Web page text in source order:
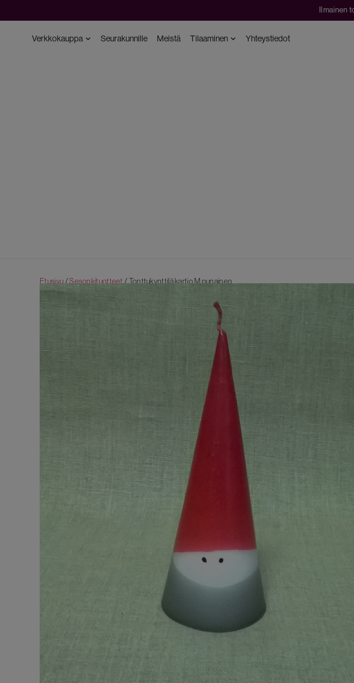
Ilmainen
Verkkokauppa Seurakunnille Meistä Tilaaminen Yhteystiedot
Etusivu/Sesonkituotteet/ Tonttukynttilä kartio M punainen